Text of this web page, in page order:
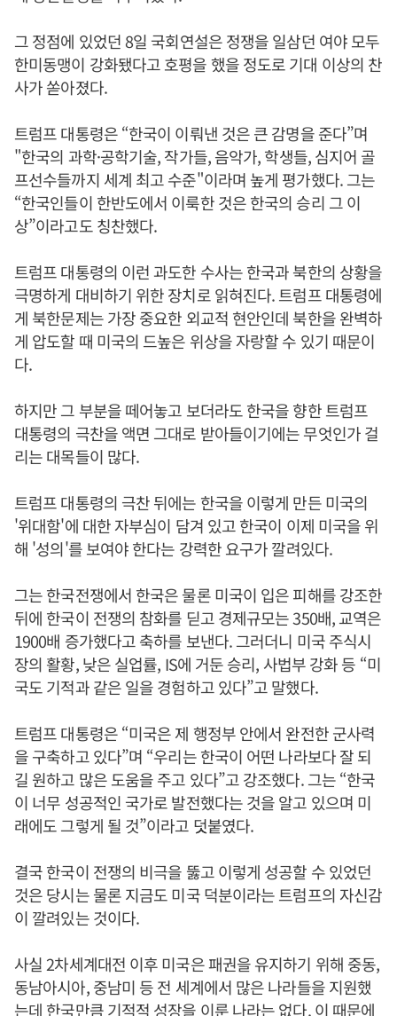
그 정점에 있었던 8일 국회연설은 정쟁을 일삼던 여야 모두
한미동맹이 강화됐다고 호평을 했을 정도로 기대 이상의 찬
사가 쏟아졌다.
트럼프 대통령은 “한국이 이뤄낸 것은 큰 감명을 준다”며
"한국의 과학·공학기술, 작가들, 음악가, 학생들, 심지어 골
프선수들까지 세계 최고 수준"이라며 높게 평가했다. 그는
“한국인들이 한반도에서 이룩한 것은 한국의 승리 그 이
상”이라고도 칭찬했다.
트럼프 대통령의 이런 과도한 수사는 한국과 북한의 상황을
극명하게 대비하기 위한 장치로 읽혀진다. 트럼프 대통령에
게 북한문제는 가장 중요한 외교적 현안인데 북한을 완벽하
게 압도할 때 미국의 드높은 위상을 자랑할 수 있기 때문이
다.
하지만 그 부분을 떼어놓고 보더라도 한국을 향한 트럼프
대통령의 극찬을 액면 그대로 받아들이기에는 무엇인가 걸
리는 대목들이 많다.
트럼프 대통령의 극찬 뒤에는 한국을 이렇게 만든 미국의
'위대함'에 대한 자부심이 담겨 있고 한국이 이제 미국을 위
해 '성의'를 보여야 한다는 강력한 요구가 깔려있다.
그는 한국전쟁에서 한국은 물론 미국이 입은 피해를 강조한
뒤에 한국이 전쟁의 참화를 딛고 경제규모는 350배, 교역은
1900배 증가했다고 축하를 보낸다. 그러더니 미국 주식시
장의 활황, 낮은 실업률, IS에 거둔 승리, 사법부 강화 등 “미
국도 기적과 같은 일을 경험하고 있다”고 말했다.
트럼프 대통령은 “미국은 제 행정부 안에서 완전한 군사력
을 구축하고 있다”며 “우리는 한국이 어떤 나라보다 잘 되
길 원하고 많은 도움을 주고 있다”고 강조했다. 그는 “한국
이 너무 성공적인 국가로 발전했다는 것을 알고 있으며 미
래에도 그렇게 될 것”이라고 덧붙였다.
결국 한국이 전쟁의 비극을 뚫고 이렇게 성공할 수 있었던
것은 당시는 물론 지금도 미국 덕분이라는 트럼프의 자신감
이 깔려있는 것이다.
사실 2차세계대전 이후 미국은 패권을 유지하기 위해 중동,
동남아시아, 중남미 등 전 세계에서 많은 나라들을 지원했
는데 한국만큼 기적적 성장을 이룬 나라는 없다. 이 때문에